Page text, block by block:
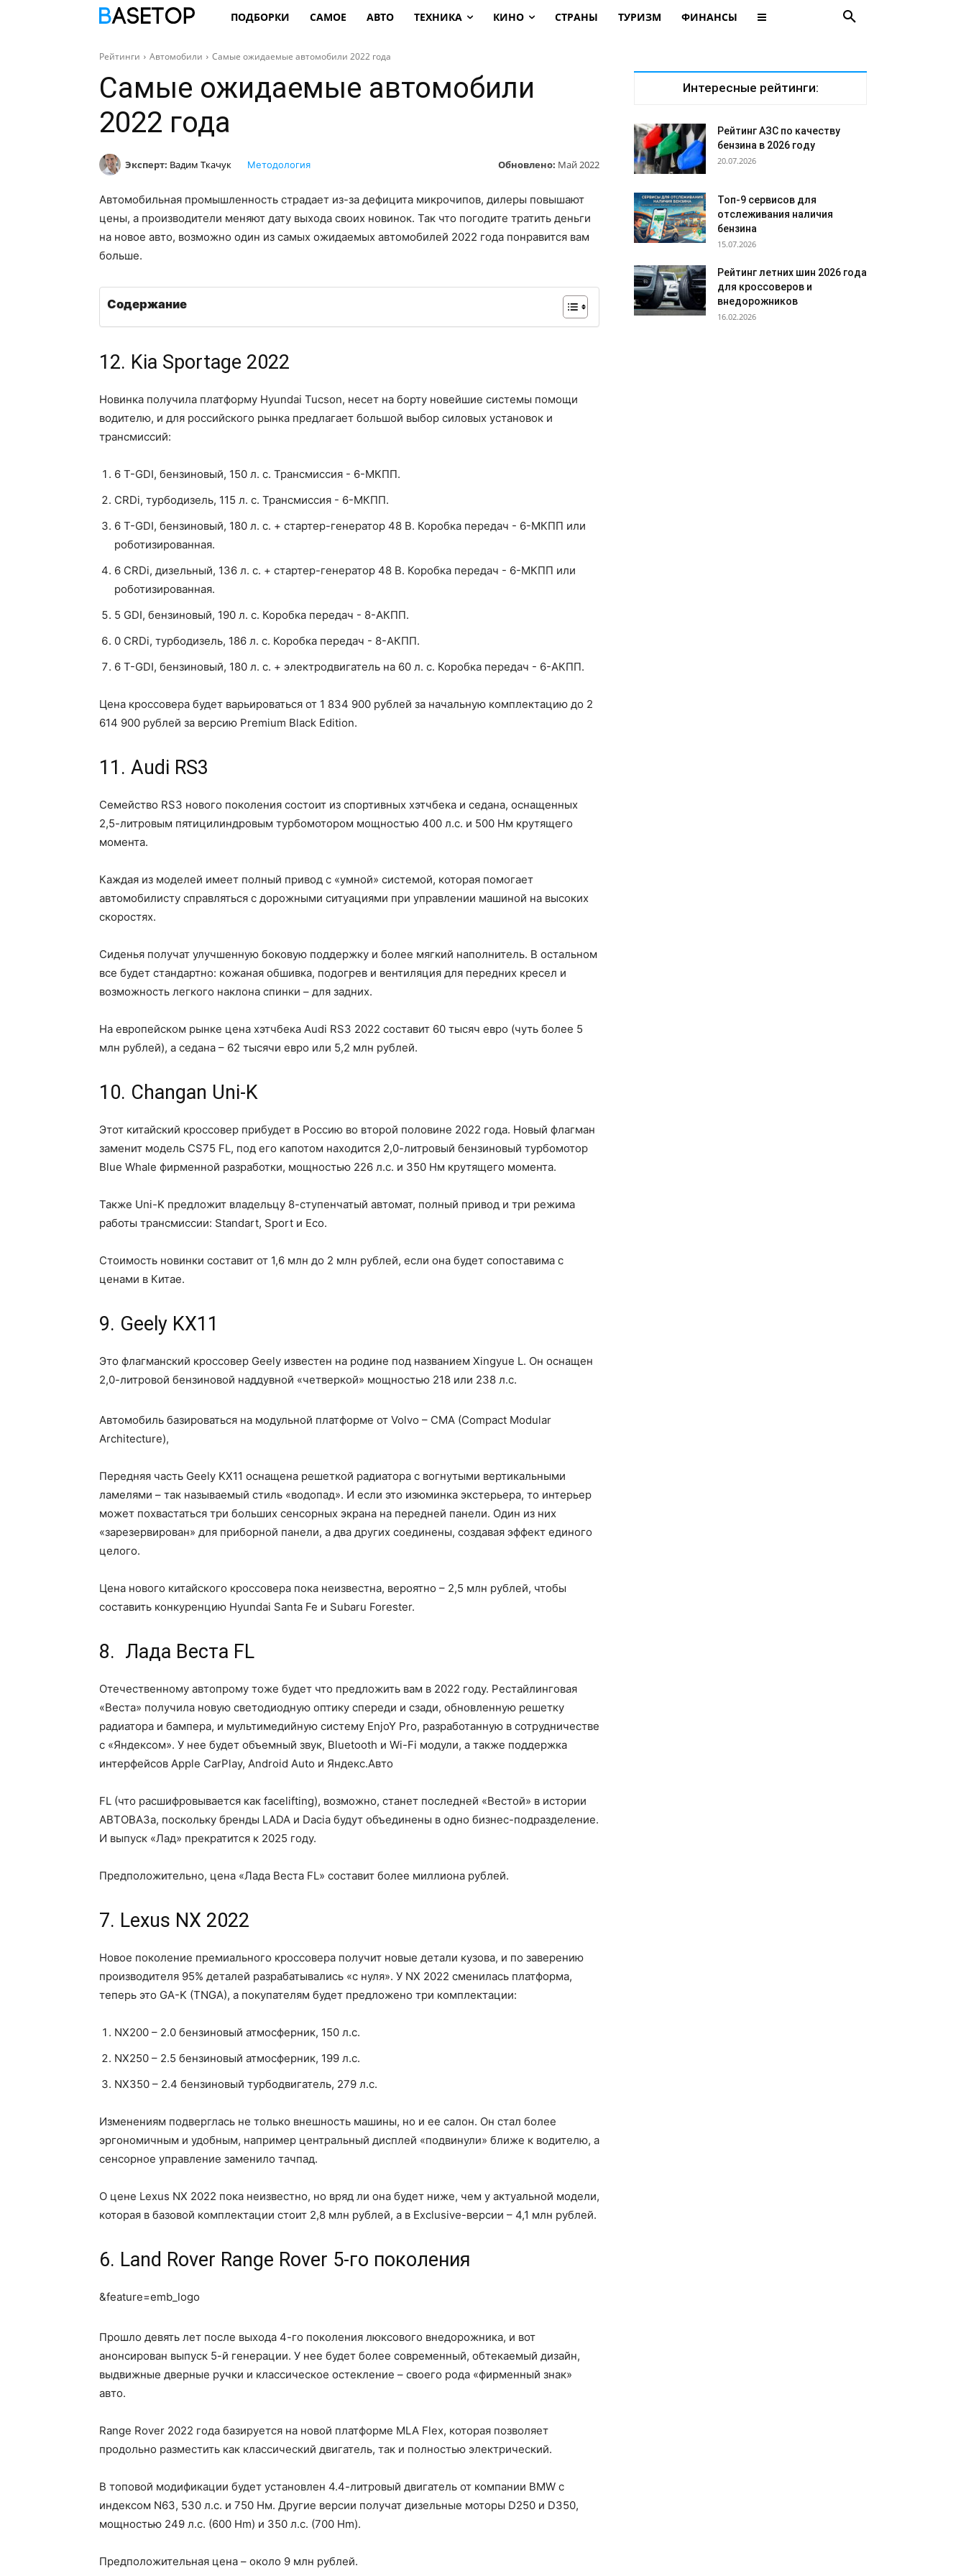
ПОДБОРКИ САМОЕ АВТО ТЕХНИКА КИНО СТРАНЫ ТУРИЗМ ФИНАНСЫ
Рейтинги Автомобили Самые ожидаемые автомобили 2022 года
Самые ожидаемые автомобили
2022 года
Эксперт: Вадим Ткачук Обновлено: Май 2022
Методология
Автомобильная промышленность страдает из-за дефицита микрочипов, дилеры повышают
цены, а производители меняют дату выхода своих новинок. Так что погодите тратить деньги
на новое авто, возможно один из самых ожидаемых автомобилей 2022 года понравится вам
больше.
Содержание
12. Kia Sportage 2022
Новинка получила платформу Hyundai Tucson, несет на борту новейшие системы помощи
водителю, и для российского рынка предлагает большой выбор силовых установок и
трансмиссий:
6 T-GDI, бензиновый, 150 л. с. Трансмиссия - 6-МКПП.
CRDi, турбодизель, 115 л. с. Трансмиссия - 6-МКПП.
6 T-GDI, бензиновый, 180 л. с. + стартер-генератор 48 В. Коробка передач - 6-МКПП или
роботизированная.
6 CRDi, дизельный, 136 л. с. + стартер-генератор 48 В. Коробка передач - 6-МКПП или
роботизированная.
5 GDI, бензиновый, 190 л. с. Коробка передач - 8-АКПП.
0 CRDi, турбодизель, 186 л. с. Коробка передач - 8-АКПП.
6 T-GDI, бензиновый, 180 л. с. + электродвигатель на 60 л. с. Коробка передач - 6-АКПП.
Цена кроссовера будет варьироваться от 1 834 900 рублей за начальную комплектацию до 2
614 900 рублей за версию Premium Black Edition.
11. Audi RS3
Семейство RS3 нового поколения состоит из спортивных хэтчбека и седана, оснащенных
2,5-литровым пятицилиндровым турбомотором мощностью 400 л.с. и 500 Нм крутящего
момента.
Каждая из моделей имеет полный привод с «умной» системой, которая помогает
автомобилисту справляться с дорожными ситуациями при управлении машиной на высоких
скоростях.
Сиденья получат улучшенную боковую поддержку и более мягкий наполнитель. В остальном
все будет стандартно: кожаная обшивка, подогрев и вентиляция для передних кресел и
возможность легкого наклона спинки – для задних.
На европейском рынке цена хэтчбека Audi RS3 2022 составит 60 тысяч евро (чуть более 5
млн рублей), а седана – 62 тысячи евро или 5,2 млн рублей.
10. Changan Uni-K
Этот китайский кроссовер прибудет в Россию во второй половине 2022 года. Новый флагман
заменит модель CS75 FL, под его капотом находится 2,0-литровый бензиновый турбомотор
Blue Whale фирменной разработки, мощностью 226 л.с. и 350 Нм крутящего момента.
Также Uni-K предложит владельцу 8-ступенчатый автомат, полный привод и три режима
работы трансмиссии: Standart, Sport и Eco.
Стоимость новинки составит от 1,6 млн до 2 млн рублей, если она будет сопоставима с
ценами в Китае.
9. Geely KX11
Это флагманский кроссовер Geely известен на родине под названием Xingyue L. Он оснащен
2,0-литровой бензиновой наддувной «четверкой» мощностью 218 или 238 л.с.
Автомобиль базироваться на модульной платформе от Volvo – CMA (Compact Modular
Architecture),
Передняя часть Geely KX11 оснащена решеткой радиатора с вогнутыми вертикальными
ламелями – так называемый стиль «водопад». И если это изюминка экстерьера, то интерьер
может похвастаться три больших сенсорных экрана на передней панели. Один из них
«зарезервирован» для приборной панели, а два других соединены, создавая эффект единого
целого.
Цена нового китайского кроссовера пока неизвестна, вероятно – 2,5 млн рублей, чтобы
составить конкуренцию Hyundai Santa Fe и Subaru Forester.
8. Лада Веста FL
Отечественному автопрому тоже будет что предложить вам в 2022 году. Рестайлинговая
«Веста» получила новую светодиодную оптику спереди и сзади, обновленную решетку
радиатора и бампера, и мультимедийную систему EnjoY Pro, разработанную в сотрудничестве
с «Яндексом». У нее будет объемный звук, Bluetooth и Wi-Fi модули, а также поддержка
интерфейсов Apple CarPlay, Android Auto и Яндекс.Авто
FL (что расшифровывается как facelifting), возможно, станет последней «Вестой» в истории
АВТОВАЗа, поскольку бренды LADA и Dacia будут объединены в одно бизнес-подразделение.
И выпуск «Лад» прекратится к 2025 году.
Предположительно, цена «Лада Веста FL» составит более миллиона рублей.
7. Lexus NX 2022
Новое поколение премиального кроссовера получит новые детали кузова, и по заверению
производителя 95% деталей разрабатывались «с нуля». У NX 2022 сменилась платформа,
теперь это GA-K (TNGA), а покупателям будет предложено три комплектации:
NX200 – 2.0 бензиновый атмосферник, 150 л.c.
NX250 – 2.5 бензиновый атмосферник, 199 л.c.
NX350 – 2.4 бензиновый турбодвигатель, 279 л.c.
Изменениям подверглась не только внешность машины, но и ее салон. Он стал более
эргономичным и удобным, например центральный дисплей «подвинули» ближе к водителю, а
сенсорное управление заменило тачпад.
О цене Lexus NX 2022 пока неизвестно, но вряд ли она будет ниже, чем у актуальной модели,
которая в базовой комплектации стоит 2,8 млн рублей, а в Exclusive-версии – 4,1 млн рублей.
6. Land Rover Range Rover 5-го поколения
&feature=emb_logo
Прошло девять лет после выхода 4-го поколения люксового внедорожника, и вот
анонсирован выпуск 5-й генерации. У нее будет более современный, обтекаемый дизайн,
выдвижные дверные ручки и классическое остекление – своего рода «фирменный знак»
авто.
Range Rover 2022 года базируется на новой платформе MLA Flex, которая позволяет
продольно разместить как классический двигатель, так и полностью электрический.
В топовой модификации будет установлен 4.4-литровый двигатель от компании BMW с
индексом N63, 530 л.с. и 750 Нм. Другие версии получат дизельные моторы D250 и D350,
мощностью 249 л.с. (600 Hm) и 350 л.с. (700 Hm).
Предположительная цена – около 9 млн рублей.
Интересные рейтинги:
Рейтинг АЗС по качеству
бензина в 2026 году
20.07.2026
Топ-9 сервисов для
отслеживания наличия
бензина
15.07.2026
Рейтинг летних шин 2026 года
для кроссоверов и
внедорожников
16.02.2026